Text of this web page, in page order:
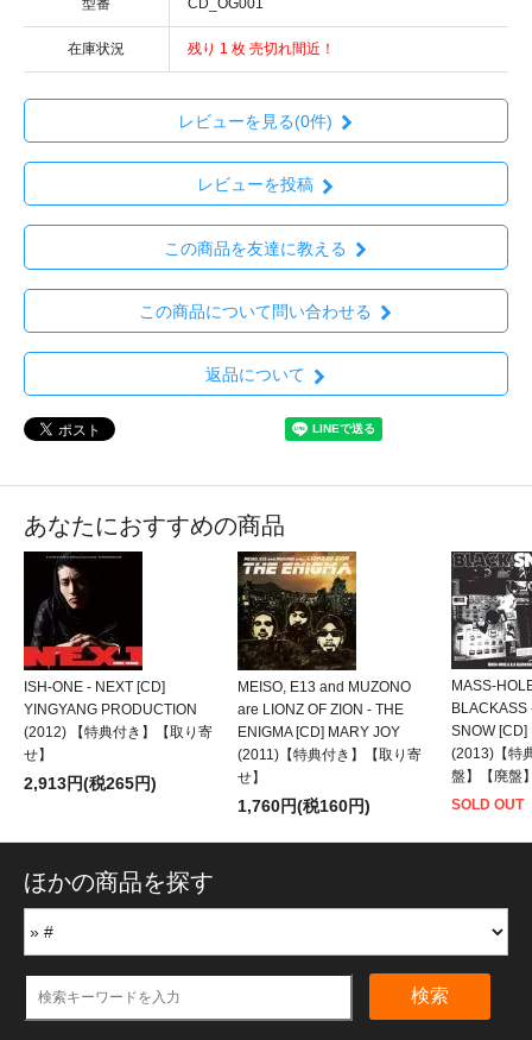
在庫状況 残り 1 枚 売切れ間近！
レビューを見る(0件)
レビューを投稿
この商品を友達に教える
この商品について問い合わせる
返品について
あなたにおすすめの商品
ISH-ONE - NEXT [CD]
YINGYANG PRODUCTION
(2012) 【特典付き】【取り寄
せ】
2,913円(税265円)
MEISO, E13 and MUZONO
are LIONZ OF ZION - THE
ENIGMA [CD] MARY JOY
(2011)【特典付き】【取り寄
せ】
1,760円(税160円)
MASS-
BLACKASS
SNOW [CD]
(2013)【特
盤】【廃盤
SOLD OUT
ほかの商品を探す
検索